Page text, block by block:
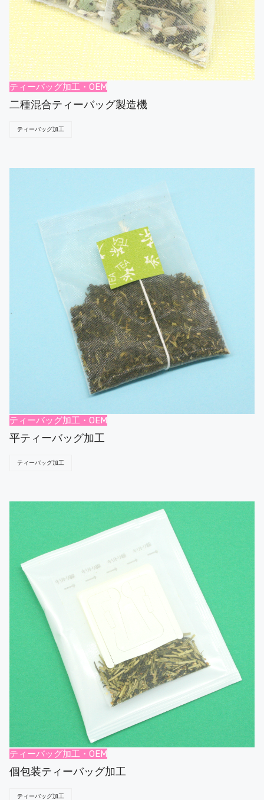
ティーバッグ加工・OEM
二種混合ティーバッグ製造機
ティーバッグ加工
ティーバッグ加工・OEM
平ティーバッグ加工
ティーバッグ加工
ティーバッグ加工・OEM
個包装ティーバッグ加工
ティーバッグ加工